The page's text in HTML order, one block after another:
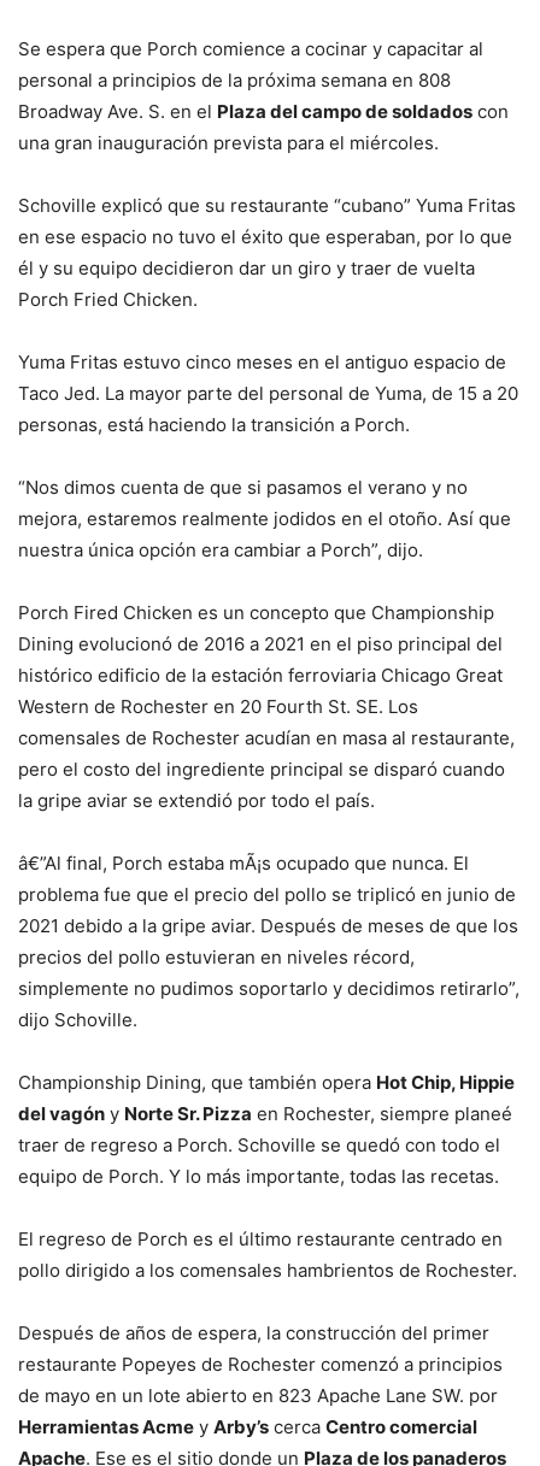
Se espera que Porch comience a cocinar y capacitar al
personal a principios de la próxima semana en 808
Broadway Ave. S. en el Plaza del campo de soldados con
una gran inauguración prevista para el miércoles.
Schoville explicó que su restaurante “cubano” Yuma Fritas
en ese espacio no tuvo el éxito que esperaban, por lo que
él y su equipo decidieron dar un giro y traer de vuelta
Porch Fried Chicken.
Yuma Fritas estuvo cinco meses en el antiguo espacio de
Taco Jed. La mayor parte del personal de Yuma, de 15 a 20
personas, está haciendo la transición a Porch.
“Nos dimos cuenta de que si pasamos el verano y no
mejora, estaremos realmente jodidos en el otoño. Así que
nuestra única opción era cambiar a Porch”, dijo.
Porch Fired Chicken es un concepto que Championship
Dining evolucionó de 2016 a 2021 en el piso principal del
histórico edificio de la estación ferroviaria Chicago Great
Western de Rochester en 20 Fourth St. SE. Los
comensales de Rochester acudían en masa al restaurante,
pero el costo del ingrediente principal se disparó cuando
la gripe aviar se extendió por todo el país.
â€”Al final, Porch estaba mÃ¡s ocupado que nunca. El
problema fue que el precio del pollo se triplicó en junio de
2021 debido a la gripe aviar. Después de meses de que los
precios del pollo estuvieran en niveles récord,
simplemente no pudimos soportarlo y decidimos retirarlo”,
dijo Schoville.
Championship Dining, que también opera Hot Chip, Hippie
del vagón y Norte Sr. Pizza en Rochester, siempre planeé
traer de regreso a Porch. Schoville se quedó con todo el
equipo de Porch. Y lo más importante, todas las recetas.
El regreso de Porch es el último restaurante centrado en
pollo dirigido a los comensales hambrientos de Rochester.
Después de años de espera, la construcción del primer
restaurante Popeyes de Rochester comenzó a principios
de mayo en un lote abierto en 823 Apache Lane SW. por
Herramientas Acme y Arby’s cerca Centro comercial
Apache. Ese es el sitio donde un Plaza de los panaderos